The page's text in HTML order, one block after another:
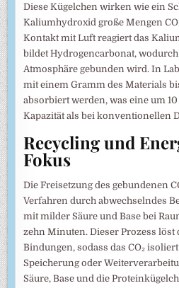
Diese Kügelchen wirken wie ein
Kaliumhydroxid große Mengen
Kontakt mit Luft reagiert das
bildet Hydrogencarbonat,
Atmosphäre gebunden wird. In
mit einem Gramm des Materials
absorbiert werden, was eine um
Kapazität als bei konventionellen
Recycling und
Fokus
Die Freisetzung des gebundenen
Verfahren durch abwechselndes
mit milder Säure und Base bei
zehn Minuten. Dieser Prozess löst
Bindungen, sodass das CO₂
Speicherung oder
Säure, Base und die